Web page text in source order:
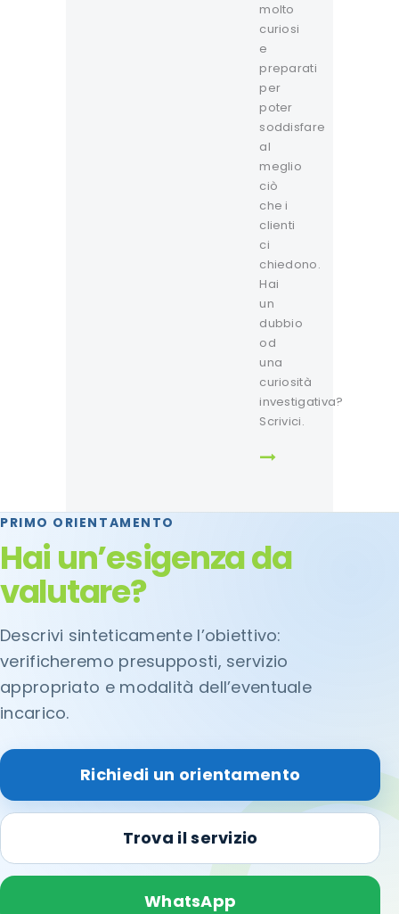
molto
curiosi
e
preparati
per
poter
soddisfare
al
meglio
ciò
che i
clienti
ci
chiedono.
Hai
un
dubbio
od
una
curiosità
investigativa?
Scrivici.
PRIMO ORIENTAMENTO
Hai un’esigenza da
valutare?
Descrivi sinteticamente l’obiettivo:
verificheremo presupposti, servizio
appropriato e modalità dell’eventuale
incarico.
Richiedi un orientamento
Trova il servizio
WhatsApp